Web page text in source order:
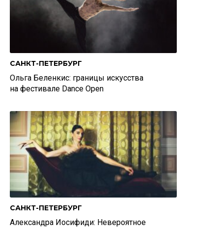
САНКТ-ПЕТЕРБУРГ
Ольга Беленкис: границы искусства
на фестивале Dance Open
САНКТ-ПЕТЕРБУРГ
Александра Иосифиди: Невероятное